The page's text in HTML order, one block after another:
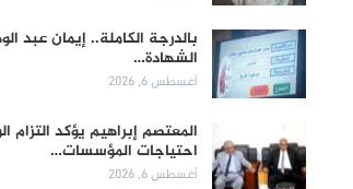
بالدرجة الكاملة.. إيمان عبد
الشهادة…
أغسطس 6, 2026
المعتصم إبراهيم يؤكد التزام
احتياجات المؤسسات…
أغسطس 6, 2026